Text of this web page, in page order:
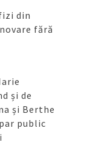
din
fără
și de
și Berthe
public